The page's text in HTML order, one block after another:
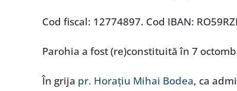
Cod fiscal: 12774897. Cod IBAN:
Parohia a fost (re)constituită în 7
În grija pr. Horațiu Mihai Bodea, ca